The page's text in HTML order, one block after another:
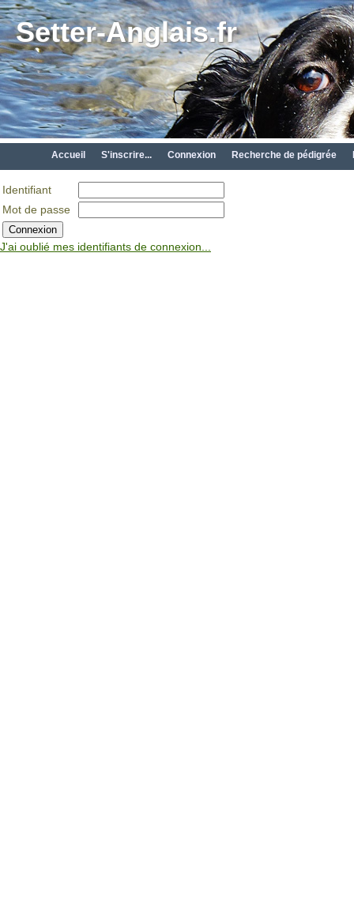
Setter-Anglais.fr
Accueil S'inscrire... Connexion Recherche de pédigrée
Identifiant
Mot de passe
J'ai oublié mes identifiants de connexion...